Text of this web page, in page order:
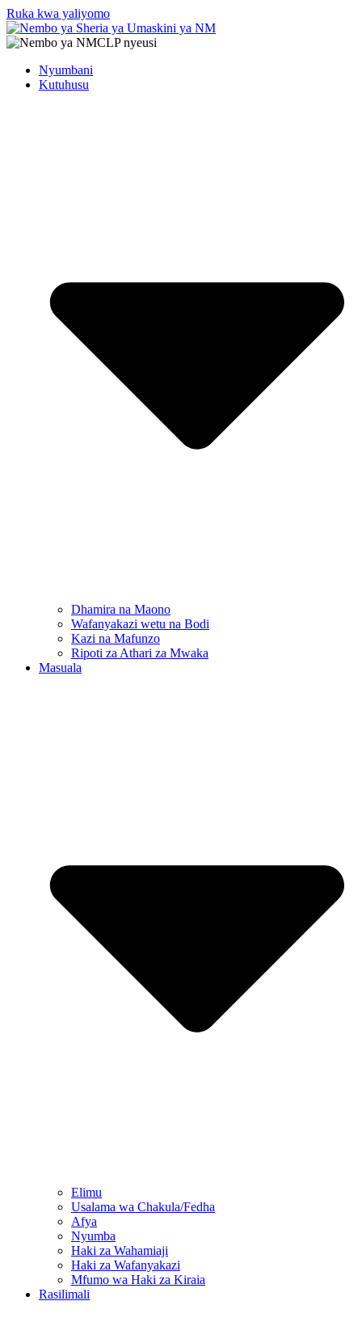
Ruka kwa yaliyomo
Nyumbani
Kutuhusu
Dhamira na Maono
Wafanyakazi wetu na Bodi
Kazi na Mafunzo
Ripoti za Athari za Mwaka
Masuala
Elimu
Usalama wa Chakula/Fedha
Afya
Nyumba
Haki za Wahamiaji
Haki za Wafanyakazi
Mfumo wa Haki za Kiraia
Rasilimali